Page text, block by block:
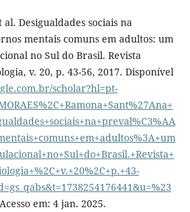
al. Desigualdades sociais na
mentais comuns em adultos: um
no Sul do Brasil. Revista
v. 20, p. 43-56, 2017. Disponível
scholar?hl=pt-
em: 4 jan. 2025.